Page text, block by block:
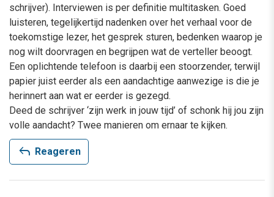
schrijver). Interviewen is per definitie multitasken. Goed
luisteren, tegelijkertijd nadenken over het verhaal voor de
toekomstige lezer, het gesprek sturen, bedenken waarop je
nog wilt doorvragen en begrijpen wat de verteller beoogt.
Een oplichtende telefoon is daarbij een stoorzender, terwijl
papier juist eerder als een aandachtige aanwezige is die je
herinnert aan wat er eerder is gezegd.
Deed de schrijver ‘zijn werk in jouw tijd’ of schonk hij jou zijn
volle aandacht? Twee manieren om ernaar te kijken.
reply Reageren